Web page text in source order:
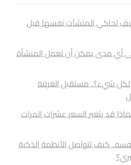
تحاكي المنشآت نفسها قبل
أي مدى يمكن أن تعمل المنشأة
شيء؟.. مستقبل الغرفة
قد يتغير السعر عشرات المرات
كيف تتواصل الأنظمة الذكية